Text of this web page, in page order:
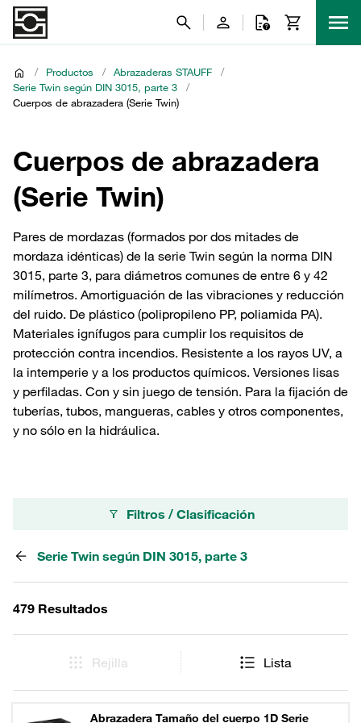
/ Productos / Abrazaderas STAUFF
/
Serie Twin según DIN 3015, parte 3
/
Cuerpos de abrazadera (Serie Twin)
Cuerpos de abrazadera
(Serie Twin)
Pares de mordazas (formados por dos mitades de
mordaza idénticas) de la serie Twin según la norma DIN
3015, parte 3, para diámetros comunes de entre 6 y 42
milímetros. Amortiguación de las vibraciones y reducción
del ruido. De plástico (polipropileno PP, poliamida PA).
Materiales ignífugos para cumplir los requisitos de
protección contra incendios. Resistente a los rayos UV, a
la intemperie y a los productos químicos. Versiones lisas
y perfiladas. Con y sin juego de tensión. Para la fijación de
tuberías, tubos, mangueras, cables y otros componentes,
y no sólo en la hidráulica.
Filtros / Clasificación
Serie Twin según DIN 3015, parte 3
479 Resultados
Rejilla Lista
Abrazadera Tamaño del cuerpo 1D Serie